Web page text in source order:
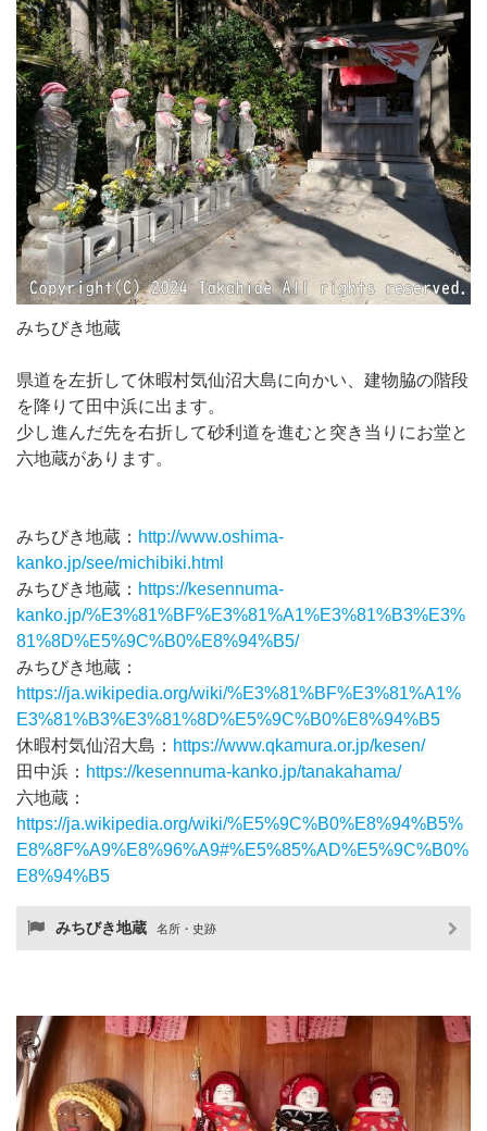
みちびき地蔵
県道を左折して休暇村気仙沼大島に向かい、建物脇の階段
を降りて田中浜に出ます。
少し進んだ先を右折して砂利道を進むと突き当りにお堂と
六地蔵があります。
みちびき地蔵： http://www.oshima-
kanko.jp/see/michibiki.html
みちびき地蔵： https://kesennuma-
kanko.jp/%E3%81%BF%E3%81%A1%E3%81%B3%E3%
81%8D%E5%9C%B0%E8%94%B5/
みちびき地蔵：
https://ja.wikipedia.org/wiki/%E3%81%BF%E3%81%A1%
E3%81%B3%E3%81%8D%E5%9C%B0%E8%94%B5
休暇村気仙沼大島： https://www.qkamura.or.jp/kesen/
田中浜： https://kesennuma-kanko.jp/tanakahama/
六地蔵：
https://ja.wikipedia.org/wiki/%E5%9C%B0%E8%94%B5%
E8%8F%A9%E8%96%A9#%E5%85%AD%E5%9C%B0%
E8%94%B5
みちびき地蔵 名所・史跡